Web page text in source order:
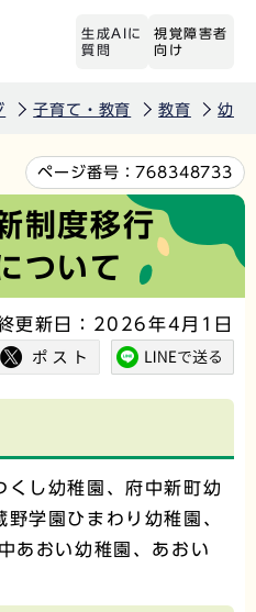
生成AIに
質問
視覚障害者
向け
子育て・教育 教育 幼稚
ページ番号： 768348733
制度移行
ついて
更新日：2026年4月1日
くし幼稚園、府中新町幼
学園ひまわり幼稚園、
あおい幼稚園、あおい